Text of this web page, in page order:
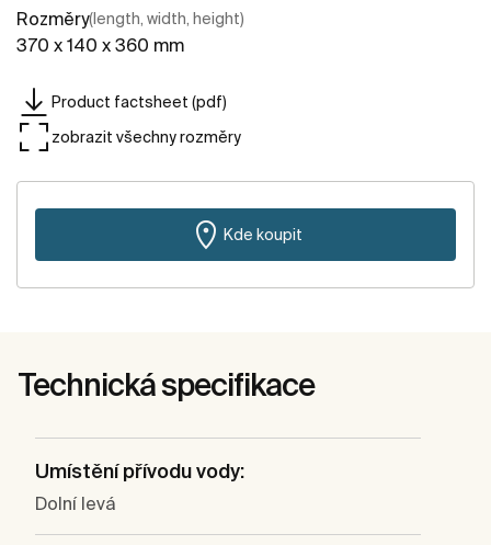
Rozměry(length, width, height)
370 x 140 x 360 mm
Product factsheet (pdf)
zobrazit všechny rozměry
Kde koupit
Technická specifikace
Umístění přívodu vody:
Dolní levá